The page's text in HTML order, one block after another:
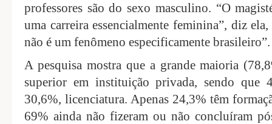
professores são do sexo masculino. “O
uma carreira essencialmente feminina”, diz
não é um fenômeno especificamente brasileiro”.
A pesquisa mostra que a grande maioria
superior em instituição privada, sendo que
30,6%, licenciatura. Apenas 24,3% têm
69% ainda não fizeram ou não concluíram